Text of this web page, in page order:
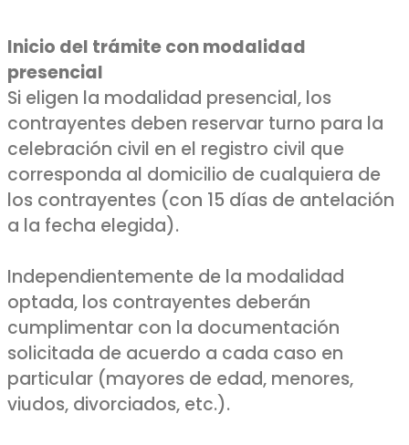
Inicio del trámite con modalidad
presencial
Si eligen la modalidad presencial, los
contrayentes deben reservar turno para la
celebración civil en el registro civil que
corresponda al domicilio de cualquiera de
los contrayentes (con 15 días de antelación
a la fecha elegida).
Independientemente de la modalidad
optada, los contrayentes deberán
cumplimentar con la documentación
solicitada de acuerdo a cada caso en
particular (mayores de edad, menores,
viudos, divorciados, etc.).